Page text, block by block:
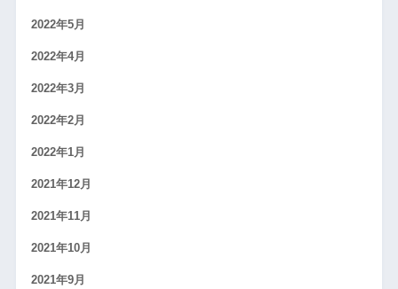
2022年5月
2022年4月
2022年3月
2022年2月
2022年1月
2021年12月
2021年11月
2021年10月
2021年9月